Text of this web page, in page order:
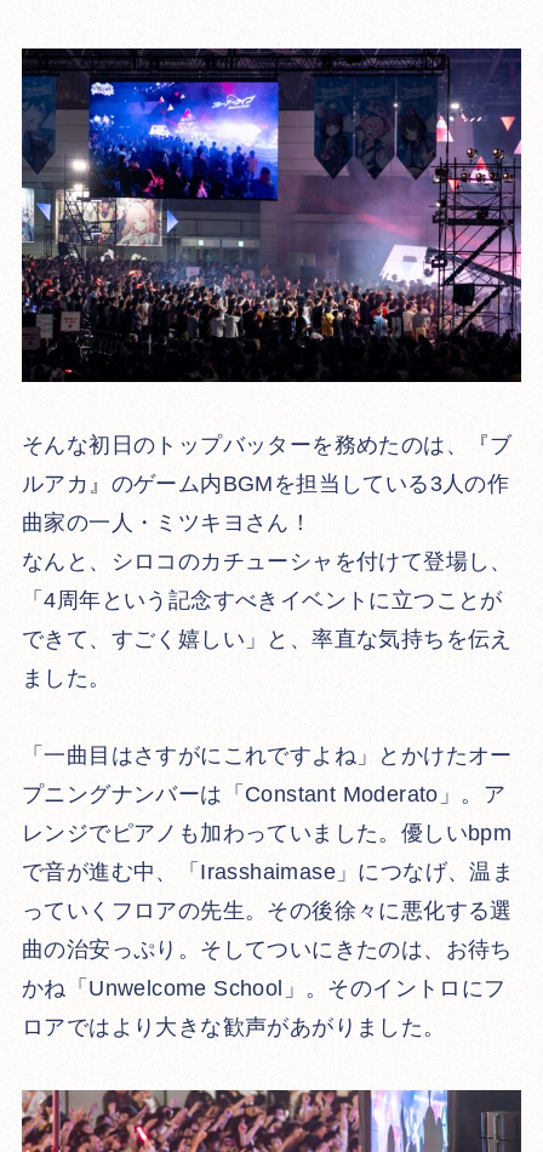
そんな初日のトップバッターを務めたのは、『ブ
ルアカ』のゲーム内BGMを担当している3人の作
曲家の一人・ミツキヨさん！
なんと、シロコのカチューシャを付けて登場し、
「4周年という記念すべきイベントに立つことが
できて、すごく嬉しい」と、率直な気持ちを伝え
ました。
「一曲目はさすがにこれですよね」とかけたオー
プニングナンバーは「Constant Moderato」。ア
レンジでピアノも加わっていました。優しいbpm
で音が進む中、「Irasshaimase」につなげ、温ま
っていくフロアの先生。その後徐々に悪化する選
曲の治安っぷり。そしてついにきたのは、お待ち
かね「Unwelcome School」。そのイントロにフ
ロアではより大きな歓声があがりました。